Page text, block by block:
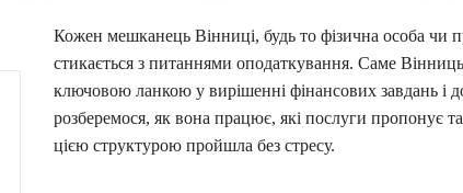
Кожен мешканець Вінниці, будь то фізична особа чи
стикається з питаннями оподаткування. Саме
ключовою ланкою у вирішенні фінансових завдань і
розберемося, як вона працює, які послуги пропонує
цією структурою пройшла без стресу.